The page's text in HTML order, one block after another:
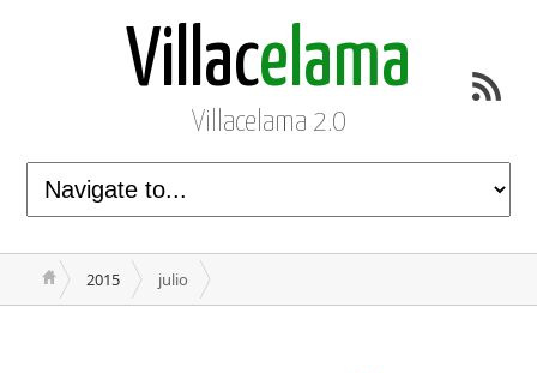
Villacelama
Villacelama 2.0
2015 julio